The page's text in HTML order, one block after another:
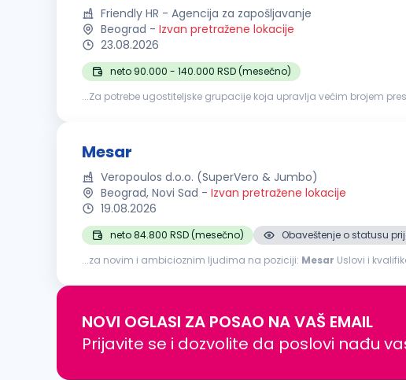
Friendly HR - Agencija za zapošljavanje
Beograd - Izvan pretražene lokacije
23.08.2026
neto 90.000 - 140.000 RSD (mesečno)
...Za potrebe ugostiteljske grupacije koja upravlja većim brojem
Mesar
Veropoulos d.o.o. (SuperVero & Jumbo)
Beograd, Novi Sad - Izvan pretražene lokacije
19.08.2026
neto 84.800 RSD (mesečno)
Obaveštenje o statusu
...za novim i ambicioznim ljudima na poziciji: Mesar Uslovi i kvalifikacije: Obrazovanje: minimum SSS Potrebno radno iskustvo u trgovini na istim
NOVI OGLASI ZA POSAO NA VAŠ EMAIL
Prijavite se i dozvolite da poslovi nađu